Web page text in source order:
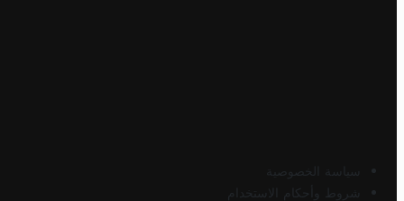
سياسة الخصوصية
شروط وأحكام الاستخدام